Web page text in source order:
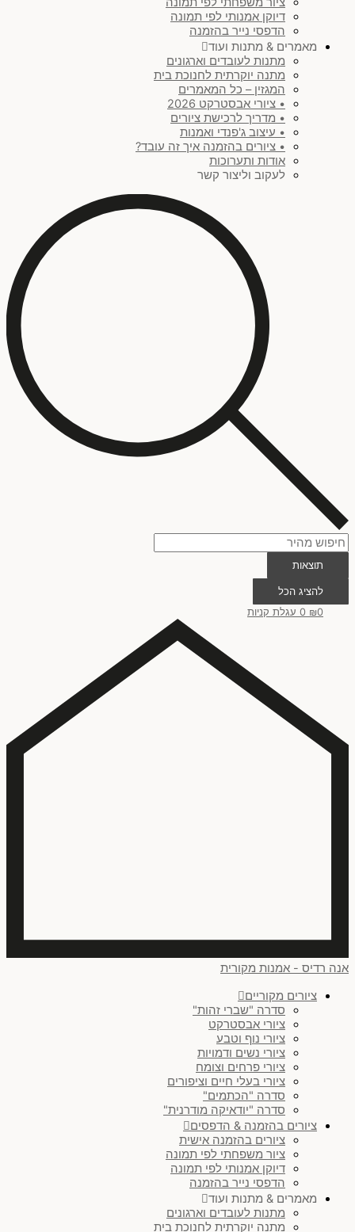
דיוקן אמנותי לפי תמונה
הדפסי נייר בהזמנה
מאמרים & מתנות ועוד
מתנות לעובדים וארגונים
מתנה יוקרתית לחנוכת בית
המגזין – כל המאמרים
• ציורי אבסטרקט 2026
• מדריך לרכישת ציורים
• עיצוב ג'פנדי ואמנות
• ציורים בהזמנה איך זה עובד?
אודות ותערוכות
לעקוב וליצור קשר
תוצאות
להציג הכל
₪0
0 עגלת קניות
אנה רדיס - אמנות מקורית
ציורים מקוריים
סדרה "שברי זהות"
ציורי אבסטרקט
ציורי נוף וטבע
ציורי נשים ודמויות
ציורי פרחים וצומח
ציורי בעלי חיים וציפורים
סדרה "הכתמים"
סדרה "יודאיקה מודרנית"
ציורים בהזמנה & הדפסים
ציורים בהזמנה אישית
ציור משפחתי לפי תמונה
דיוקן אמנותי לפי תמונה
הדפסי נייר בהזמנה
מאמרים & מתנות ועוד
מתנות לעובדים וארגונים
מתנה יוקרתית לחנוכת בית